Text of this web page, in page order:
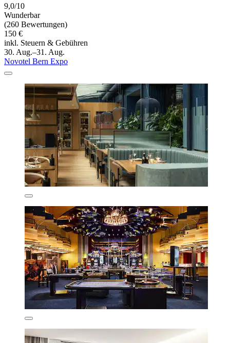
9,0/10
Wunderbar
(260 Bewertungen)
150 €
inkl. Steuern & Gebühren
30. Aug.–31. Aug.
Novotel Bern Expo